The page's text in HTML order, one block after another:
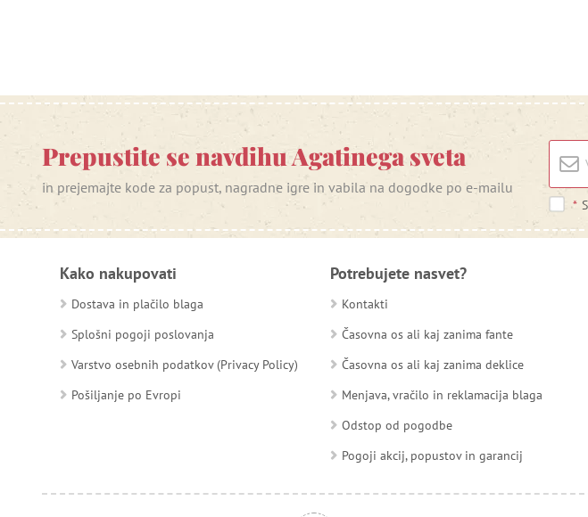
Prepustite se navdihu Agatinega sveta
in prejemajte kode za popust, nagradne igre in vabila na dogodke po e-mailu
*
Kako nakupovati
Dostava in plačilo blaga
Splošni pogoji poslovanja
Varstvo osebnih podatkov (Privacy Policy)
Pošiljanje po Evropi
Potrebujete nasvet?
Kontakti
Časovna os ali kaj zanima fante
Časovna os ali kaj zanima deklice
Menjava, vračilo in reklamacija blaga
Odstop od pogodbe
Pogoji akcij, popustov in garancij